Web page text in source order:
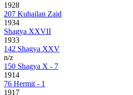
1928
207 Kuhailan Zaid
1934
Shagya XXVII
1933
142 Shagya XXV
n/z
150 Shagya X - 7
1914
76 Hermit - 1
1917